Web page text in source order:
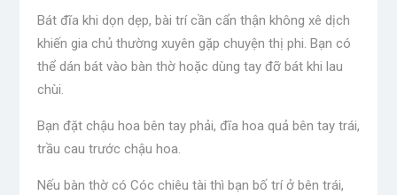
Bát đĩa khi dọn dẹp, bài trí cần cẩn thận không xê dịch
khiến gia chủ thường xuyên gặp chuyện thị phi. Bạn có
thể dán bát vào bàn thờ hoặc dùng tay đỡ bát khi lau
chùi.
Bạn đặt chậu hoa bên tay phải, đĩa hoa quả bên tay trái,
trầu cau trước chậu hoa.
Nếu bàn thờ có Cóc chiêu tài thì bạn bố trí ở bên trái,